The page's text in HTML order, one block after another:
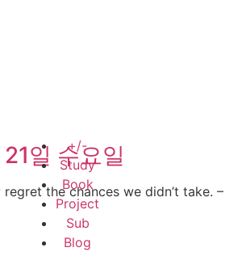
+/-
Study
Book
Project
Sub
Blog
일 수요일
the chances we didn’t take. –